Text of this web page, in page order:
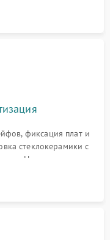
поврежденной
фиксация плат и
стеклокерамики с
Нанесение
уплотнительной